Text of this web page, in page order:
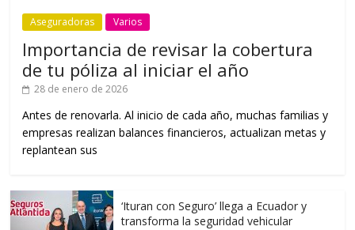
Aseguradoras Varios
Importancia de revisar la cobertura
de tu póliza al iniciar el año
28 de enero de 2026
Antes de renovarla. Al inicio de cada año, muchas familias y
empresas realizan balances financieros, actualizan metas y
replantean sus
‘Ituran con Seguro’ llega a Ecuador y
transforma la seguridad vehicular